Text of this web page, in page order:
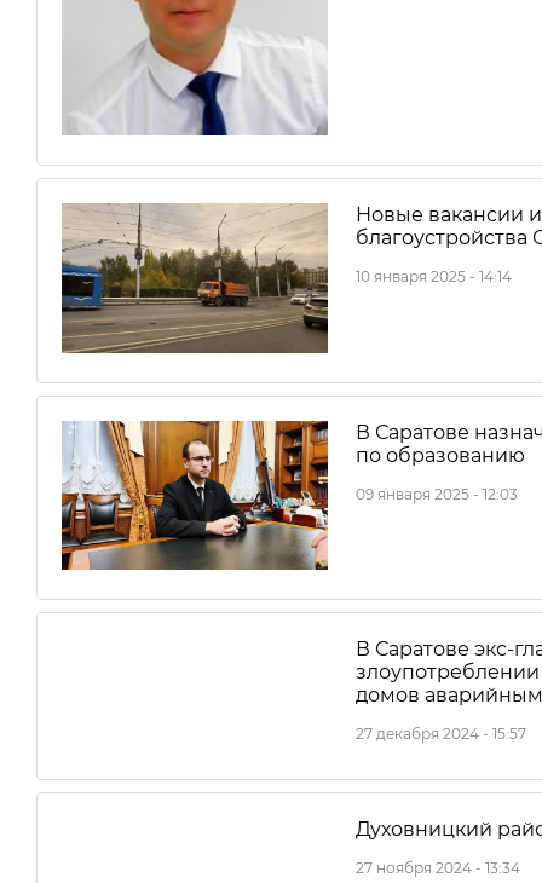
Новые вакансии
благоустройства
10 января 2025 - 14:14
В Саратове
по образованию
09 января 2025 - 12:03
В Саратове экс-
домов
27 декабря 2024 - 15:57
Духовницкий
27 ноября 2024 - 13:34